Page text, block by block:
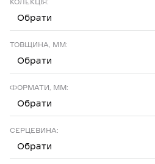
КОЛЕКЦІЯ:
Обрати
ТОВЩИНА, ММ:
Обрати
ФОРМАТИ, ММ:
Обрати
СЕРЦЕВИНА:
Обрати